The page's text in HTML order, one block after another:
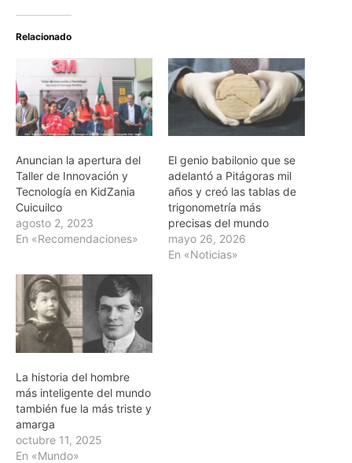
Relacionado
Anuncian la apertura del
Taller de Innovación y
Tecnología en KidZania
Cuicuilco
agosto 2, 2023
En «Recomendaciones»
El genio babilonio que se
adelantó a Pitágoras mil
años y creó las tablas de
trigonometría más
precisas del mundo
mayo 26, 2026
En «Noticias»
La historia del hombre
más inteligente del mundo
también fue la más triste y
amarga
octubre 11, 2025
En «Mundo»